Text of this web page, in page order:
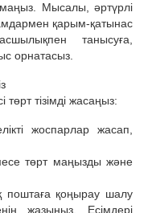
Мысалы, әртүрлі
қарым-қатынас
танысуға,
орнатасыз.
төрт тізімді жасаңыз:
жоспарлар жасап,
төрт маңызды және
поштаға қоңырау шалу
жазыңыз. Есімдері